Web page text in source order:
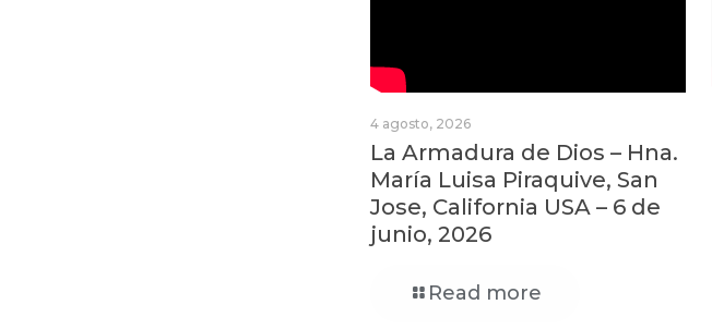
4 agosto, 2026
La Armadura de Dios – Hna.
María Luisa Piraquive, San
Jose, California USA – 6 de
junio, 2026
Read more